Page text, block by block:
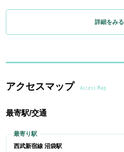
詳細をみる
アクセスマップ Access Map
最寄駅/交通
西武新宿線 沼袋駅